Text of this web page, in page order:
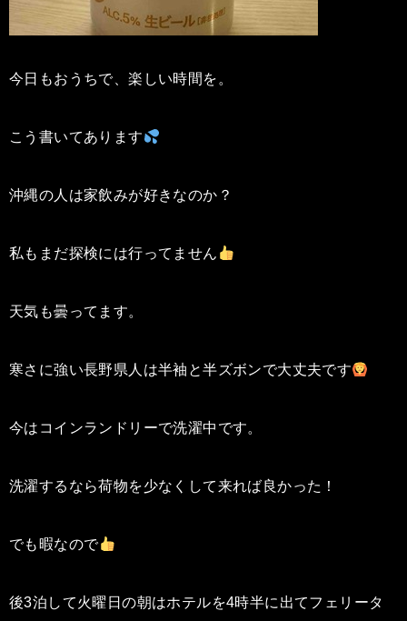
今日もおうちで、楽しい時間を。
こう書いてあります
沖縄の人は家飲みが好きなのか？
私もまだ探検には行ってません
天気も曇ってます。
寒さに強い長野県人は半袖と半ズボンで大丈夫です
今はコインランドリーで洗濯中です。
洗濯するなら荷物を少なくして来れば良かった！
でも暇なので
後3泊して火曜日の朝はホテルを4時半に出てフェリータ